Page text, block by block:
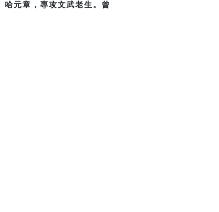
元章，專攻文武老生。曾